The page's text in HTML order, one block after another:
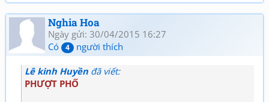
Nghia Hoa
Ngày gửi: 30/04/2015 16:27
Có
4 người thích
Lê kinh Huyền đã viết:
PHƯỢT PHỐ